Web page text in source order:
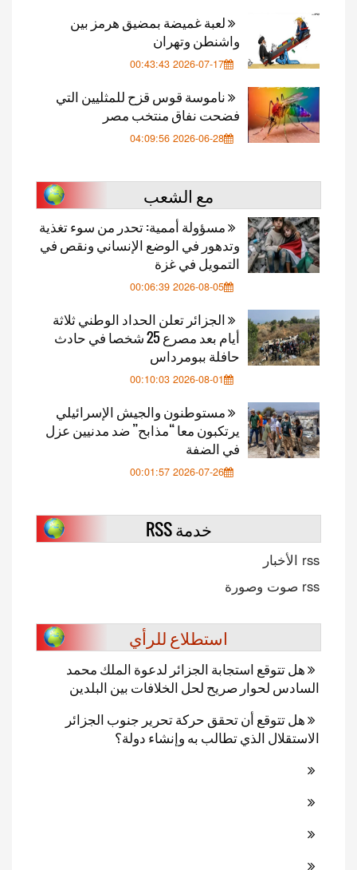
لعبة غميضة بمضيق هرمز بين
واشنطن وتهران
2026-07-17 00:43:43
ناموسة قوس قزح للمثليين التي
فضحت نفاق منتخب مصر
2026-06-28 04:09:56
مع الشعب
مسؤولة أممية: تحدر من سوء تغذية
وتدهور في الوضع الإنساني ونقص في
التمويل في غزة
2026-08-05 00:06:39
الجزائر تعلن الحداد الوطني ثلاثة
أيام بعد مصرع 25 شخصا في حادث
حافلة ببومرداس
2026-08-01 00:10:03
مستوطنون والجيش الإسرائيلي
يرتكبون معا “مذابح” ضد مدنيين عزل
في الضفة
2026-07-26 00:01:57
خدمة RSS
rss الأخبار
rss صوت وصورة
استطلاع للرأي
هل تتوقع استجابة الجزائر لدعوة الملك محمد
السادس لحوار صريح لحل الخلافات بين البلدين
هل تتوقع أن تحقق حركة تحرير جنوب الجزائر
الاستقلال الذي تطالب به وإنشاء دولة؟